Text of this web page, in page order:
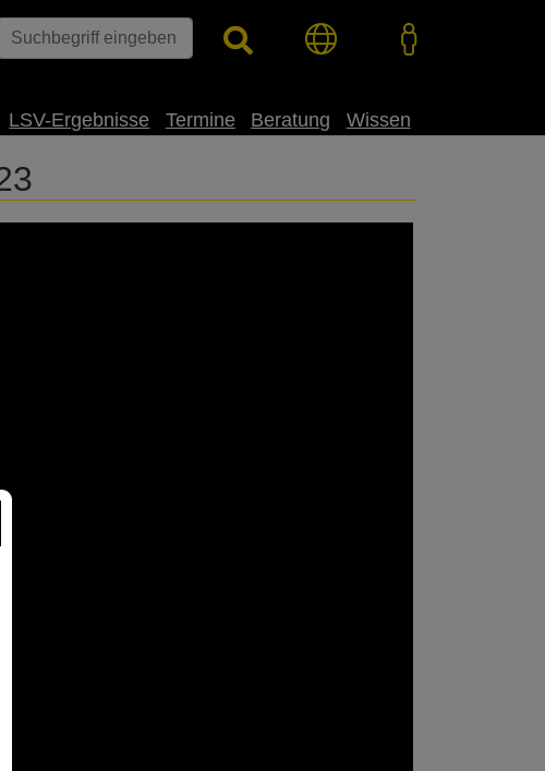
LSV-Ergebnisse Termine Beratung Wissen